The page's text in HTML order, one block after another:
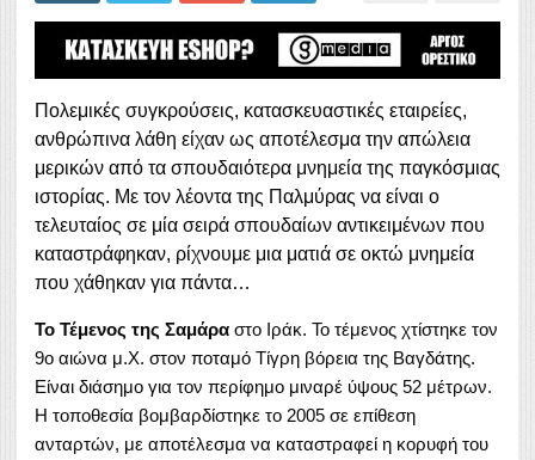
Πολεμικές συγκρούσεις, κατασκευαστικές εταιρείες,
ανθρώπινα λάθη είχαν ως αποτέλεσμα την απώλεια
μερικών από τα σπουδαιότερα μνημεία της παγκόσμιας
ιστορίας. Με τον λέοντα της Παλμύρας να είναι ο
τελευταίος σε μία σειρά σπουδαίων αντικειμένων που
καταστράφηκαν, ρίχνουμε μια ματιά σε οκτώ μνημεία
που χάθηκαν για πάντα…
Το Τέμενος της Σαμάρα στο Ιράκ. Το τέμενος χτίστηκε τον
9ο αιώνα μ.Χ. στον ποταμό Τίγρη βόρεια της Βαγδάτης.
Είναι διάσημο για τον περίφημο μιναρέ ύψους 52 μέτρων.
Η τοποθεσία βομβαρδίστηκε το 2005 σε επίθεση
ανταρτών, με αποτέλεσμα να καταστραφεί η κορυφή του